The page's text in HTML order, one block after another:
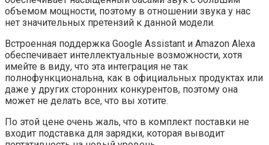
объемом мощности, поэтому в отношении звука у нас
нет значительных претензий к данной модели.
Встроенная поддержка Google Assistant и Amazon Alexa
обеспечивает интеллектуальные возможности, хотя
имейте в виду, что эта интеграция не так
полнофункциональна, как в официальных продуктах или
даже у других сторонних конкурентов, поэтому она
может не делать все, что вы хотите.
По этой цене очень жаль, что в комплект поставки не
входит подставка для зарядки, которая выводит